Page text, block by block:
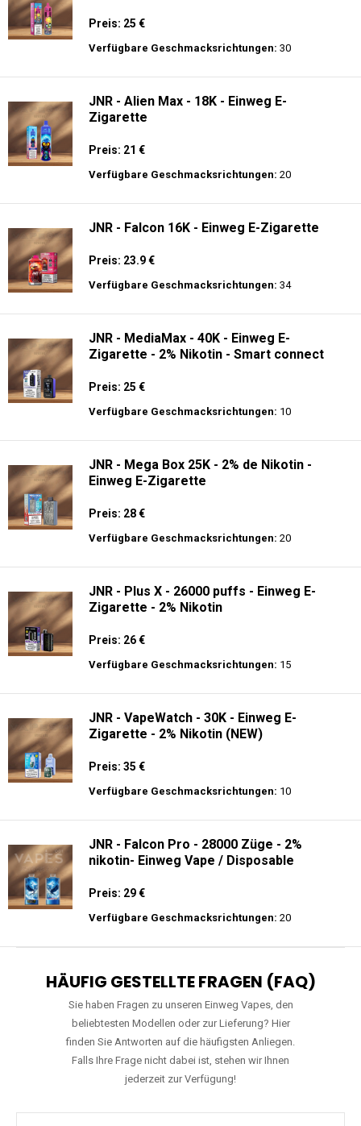
Preis: 25 €
Verfügbare Geschmacksrichtungen: 30
JNR - Alien Max - 18K - Einweg E-
Zigarette
Preis: 21 €
Verfügbare Geschmacksrichtungen: 20
JNR - Falcon 16K - Einweg E-Zigarette
Preis: 23.9 €
Verfügbare Geschmacksrichtungen: 34
JNR - MediaMax - 40K - Einweg E-
Zigarette - 2% Nikotin - Smart connect
Preis: 25 €
Verfügbare Geschmacksrichtungen: 10
JNR - Mega Box 25K - 2% de Nikotin -
Einweg E-Zigarette
Preis: 28 €
Verfügbare Geschmacksrichtungen: 20
JNR - Plus X - 26000 puffs - Einweg E-
Zigarette - 2% Nikotin
Preis: 26 €
Verfügbare Geschmacksrichtungen: 15
JNR - VapeWatch - 30K - Einweg E-
Zigarette - 2% Nikotin (NEW)
Preis: 35 €
Verfügbare Geschmacksrichtungen: 10
JNR - Falcon Pro - 28000 Züge - 2%
nikotin- Einweg Vape / Disposable
Preis: 29 €
Verfügbare Geschmacksrichtungen: 20
HÄUFIG GESTELLTE FRAGEN (FAQ)
Sie haben Fragen zu unseren Einweg Vapes, den
beliebtesten Modellen oder zur Lieferung? Hier
finden Sie Antworten auf die häufigsten Anliegen.
Falls Ihre Frage nicht dabei ist, stehen wir Ihnen
jederzeit zur Verfügung!